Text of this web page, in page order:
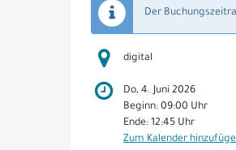
Der
digital
Do, 4. Juni 2026
Beginn: 09:00 Uhr
Ende: 12:45 Uhr
Zum Kalender